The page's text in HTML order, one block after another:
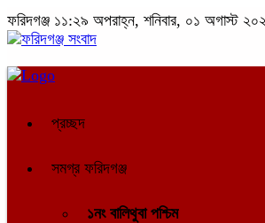
ফরিদগঞ্জ ১১:২৯ অপরাহ্ন, শনিবার, ০১ অগাস্ট
প্রচ্ছদ
সমগ্র ফরিদগঞ্জ
১নং বালিথুবা পশ্চিম